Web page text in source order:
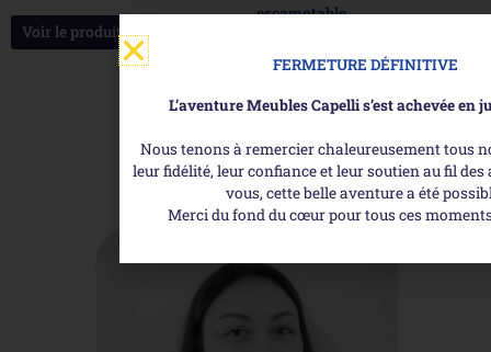
Voir le produit
escamotable
Voir le produit
Notre équipe
FERMETURE DÉFINITIVE
L’aventure Meubles Capelli s’est achevée en
Nous tenons à remercier chaleureusement tous
leur fidélité, leur confiance et leur soutien au fil des
vous, cette belle aventure a été
Merci du fond du cœur pour tous ces